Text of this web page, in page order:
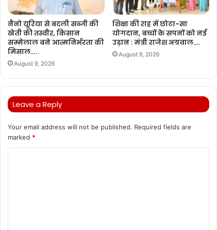
नैनो यूरिया से बदली सब्जी की
खेती की तस्वीर, किसान
सम्मेलाल बने आत्मनिर्भरता की
मिसाल…..
August 9, 2026
शिक्षा की राह में छोटा-सा
योगदान, बच्चों के सपनों को नई
उड़ान : मंत्री राजेश अग्रवाल….
August 9, 2026
Leave a Reply
Your email address will not be published. Required fields are
marked *